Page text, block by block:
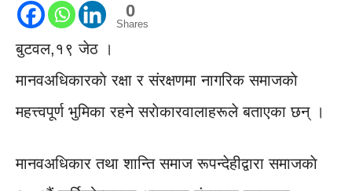
0
Shares
बुटवल,१९ जेठ ।
मानवअधिकारकाे रक्षा र संरक्षणमा नागरिक समाजकाे
महत्त्वपूर्ण भुमिका रहने सराेकारवालाहरूले बताएका छन् ।
मानवअधिकार तथा शान्ति समाज रूपन्देहीद्वारा समाजकाे